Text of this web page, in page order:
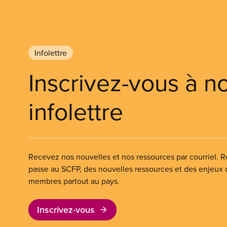
Infolettre
Inscrivez-vous à
infolettre
Recevez nos nouvelles et nos ressources par courriel.
passe au SCFP, des nouvelles ressources et des
membres partout au pays.
Inscrivez-vous